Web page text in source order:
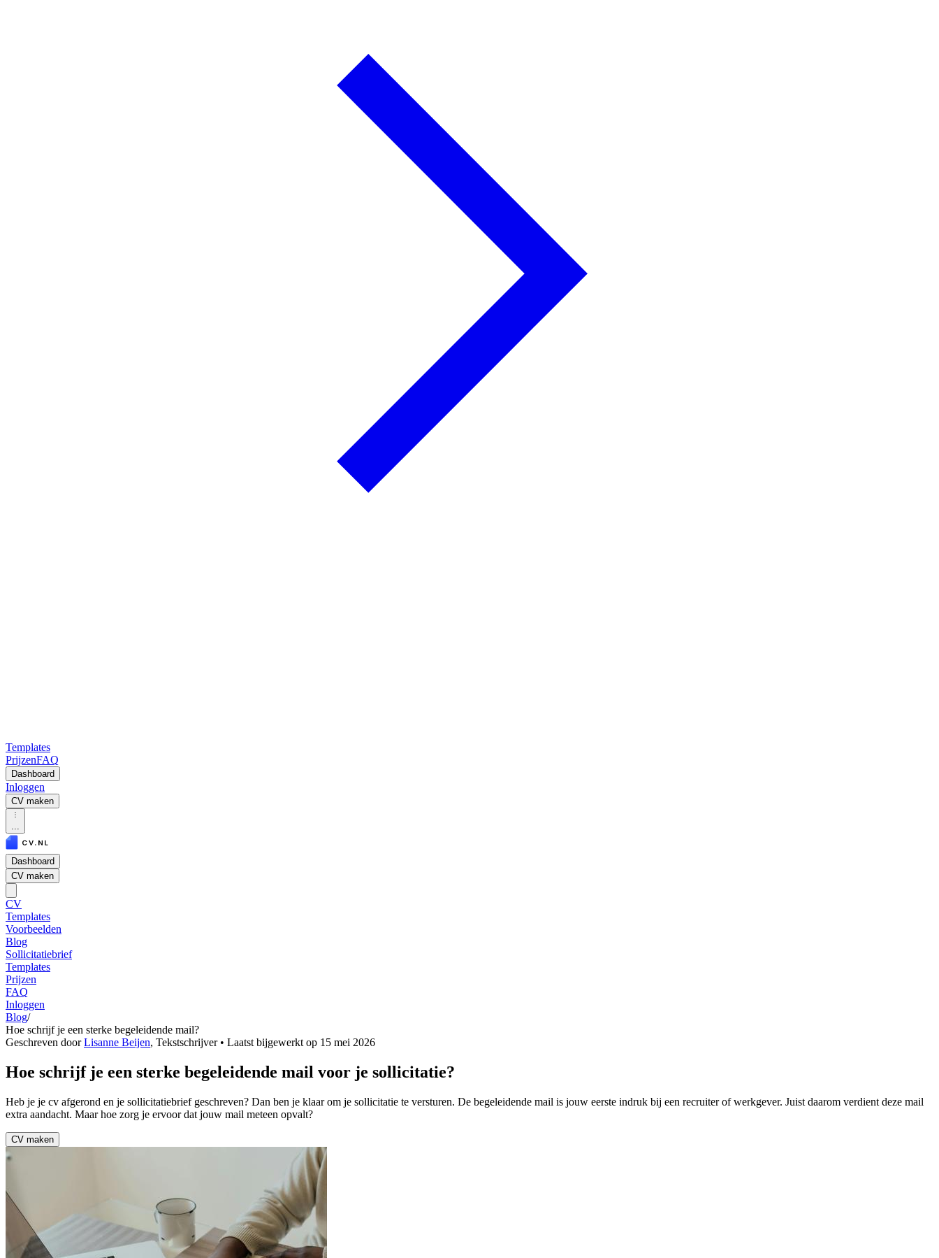
Templates
PrijzenFAQ
Dashboard
Inloggen
CV maken
...
Dashboard
CV maken
CV
Templates
Voorbeelden
Blog
Sollicitatiebrief
Templates
Prijzen
FAQ
Inloggen
Blog/
Hoe schrijf je een sterke begeleidende mail?
Geschreven doorLisanne Beijen, Tekstschrijver• Laatst bijgewerkt op 15 mei 2026
Hoe schrijf je een sterke begeleidende mail voor je sollicitatie?
Heb je je cv afgerond en je sollicitatiebrief geschreven? Dan ben je klaar om je sollicitatie te versturen. De begeleidende mail is jouw eerste indruk bij een recruiter of werkgever. Juist daarom verdient deze mail
extra aandacht. Maar hoe zorg je ervoor dat jouw mail meteen opvalt?
CV maken